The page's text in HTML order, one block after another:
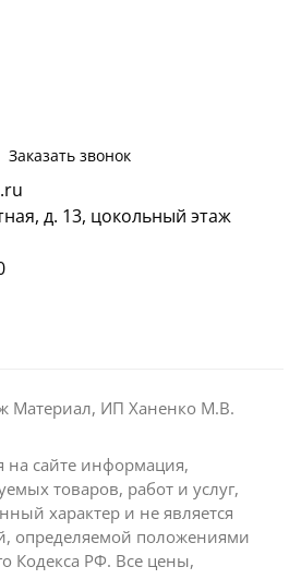
Заказать звонок
д. 13, цокольный этаж
Материал, ИП Ханенко М.В.
на сайте информация,
товаров, работ и услуг,
характер и не является
определяемой положениями
Кодекса РФ. Все цены,